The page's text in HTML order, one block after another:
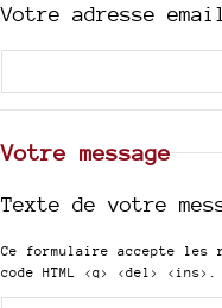
Votre adresse email
Votre message
Texte de votre
Ce formulaire accepte les
code HTML <q> <del> <ins>